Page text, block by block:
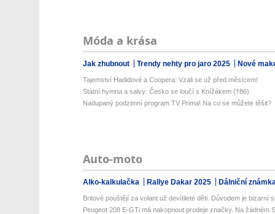
Móda a krása
Jak zhubnout Trendy nehty pro jaro 2025 Nové
Tajemství Hadidové a Coopera: Vzali se už před měsícem!
Státní hymna a salvy: Česko se loučí s Knížákem (†86)
Nadupaný podzimní program TV Prima! Na co se můžete těšit?
Auto-moto
Alko-kalkulačka Rallye Dakar 2025 Dálniční
Britové pouštějí za volant už devítileté děti. Důvodem je bizarní
Peugeot 208 E-GTi má nakopnout prodeje značky. Na žádném